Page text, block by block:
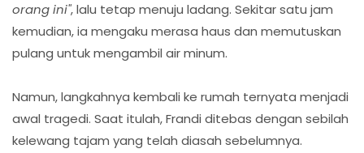
orang ini", lalu tetap menuju ladang. Sekitar satu jam
kemudian, ia mengaku merasa haus dan memutuskan
pulang untuk mengambil air minum.
Namun, langkahnya kembali ke rumah ternyata menjadi
awal tragedi. Saat itulah, Frandi ditebas dengan sebilah
kelewang tajam yang telah diasah sebelumnya.